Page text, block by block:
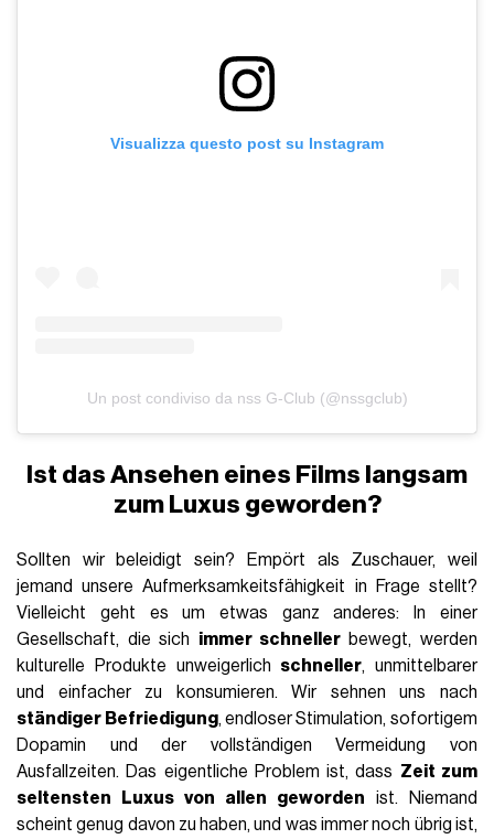
Visualizza questo post su Instagram
Un post condiviso da nss G-Club (@nssgclub)
Ist das Ansehen eines Films langsam
zum Luxus geworden?
Sollten wir beleidigt sein? Empört als Zuschauer, weil
jemand unsere Aufmerksamkeitsfähigkeit in Frage stellt?
Vielleicht geht es um etwas ganz anderes: In einer
Gesellschaft, die sich immer schneller bewegt, werden
kulturelle Produkte unweigerlich schneller, unmittelbarer
und einfacher zu konsumieren. Wir sehnen uns nach
ständiger Befriedigung, endloser Stimulation, sofortigem
Dopamin und der vollständigen Vermeidung von
Ausfallzeiten. Das eigentliche Problem ist, dass Zeit zum
seltensten Luxus von allen geworden ist. Niemand
scheint genug davon zu haben, und was immer noch übrig ist,